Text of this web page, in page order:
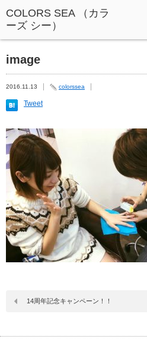
image
2016.11.13 colorssea
Tweet
14周年記念キャンペーン！！